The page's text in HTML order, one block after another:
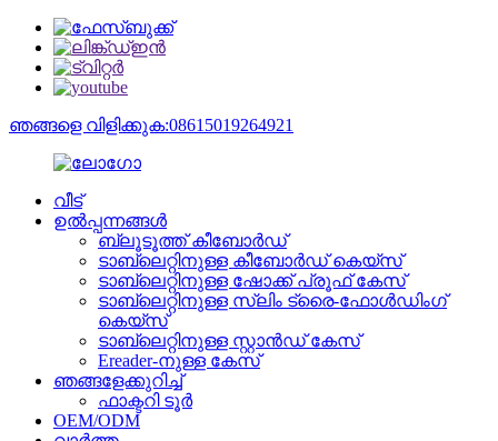
ഞങ്ങളെ വിളിക്കുക:08615019264921
വീട്
ഉൽപ്പന്നങ്ങൾ
ബ്ലൂടൂത്ത് കീബോർഡ്
ടാബ്‌ലെറ്റിനുള്ള കീബോർഡ് കെയ്‌സ്
ടാബ്‌ലെറ്റിനുള്ള ഷോക്ക് പ്രൂഫ് കേസ്
ടാബ്‌ലെറ്റിനുള്ള സ്ലിം ട്രൈ-ഫോൾഡിംഗ്
കെയ്‌സ്
ടാബ്‌ലെറ്റിനുള്ള സ്റ്റാൻഡ് കേസ്
Ereader-നുള്ള കേസ്
ഞങ്ങളേക്കുറിച്ച്
ഫാക്ടറി ടൂർ
OEM/ODM